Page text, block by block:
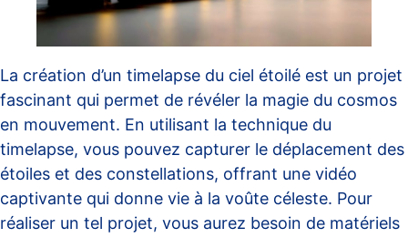
La création d’un timelapse du ciel étoilé est un projet
fascinant qui permet de révéler la magie du cosmos
en mouvement. En utilisant la technique du
timelapse, vous pouvez capturer le déplacement des
étoiles et des constellations, offrant une vidéo
captivante qui donne vie à la voûte céleste. Pour
réaliser un tel projet, vous aurez besoin de matériels